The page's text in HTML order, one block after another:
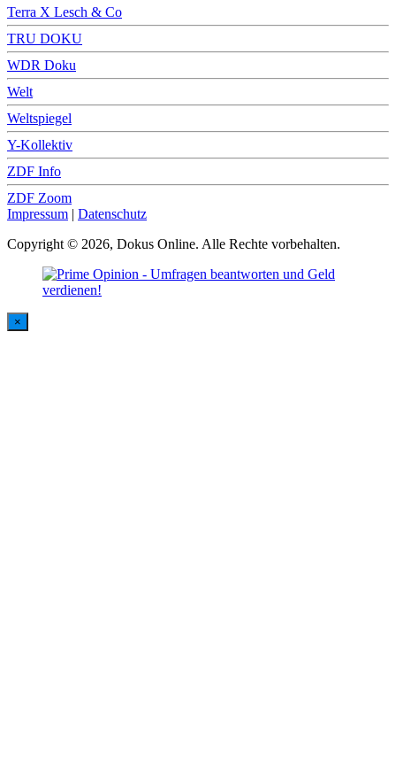
Terra X Lesch & Co
TRU DOKU
WDR Doku
Welt
Weltspiegel
Y-Kollektiv
ZDF Info
ZDF Zoom
Impressum | Datenschutz
Copyright © 2026, Dokus Online. Alle Rechte vorbehalten.
×